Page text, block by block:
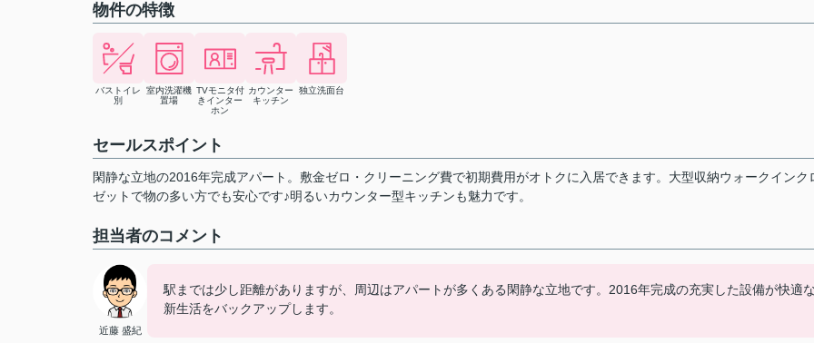
物件の特徴
バストイレ
別
室内洗濯機
置場
TVモニタ付
きインター
ホン
カウンター
キッチン
独立洗面台
セールスポイント
閑静な立地の2016年完成アパート。敷金ゼロ・クリーニング費で初期費用がオトクに入居できます。大型収納ウォークインク
ゼットで物の多い方でも安心です♪明るいカウンター型キッチンも魅力です。
担当者のコメント
近藤 盛紀
駅までは少し距離がありますが、周辺はアパートが多くある閑静な立地です。2016年完成の充実した設備が快適
新生活をバックアップします。